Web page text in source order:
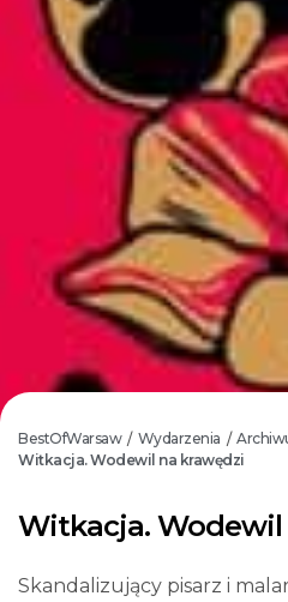
BestOfWarsaw / Wydarzenia /
Witkacja. Wodewil na krawędzi
Witkacja.
Skandalizujący pisarz i